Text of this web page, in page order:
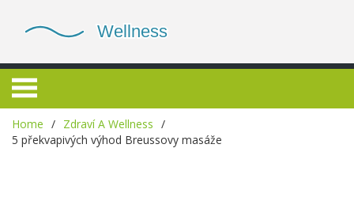
Home
Zdraví A Wellness
5 překvapivých výhod Breussovy masáže